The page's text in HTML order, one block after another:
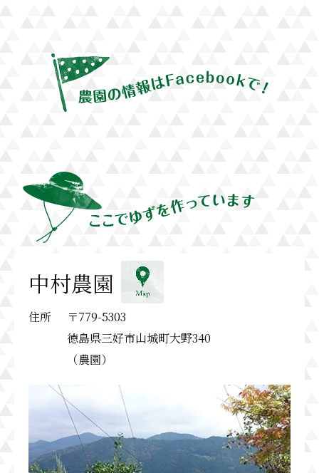
中村農園
住所
〒779-5303
徳島県三好市山城町大野340
（農園）